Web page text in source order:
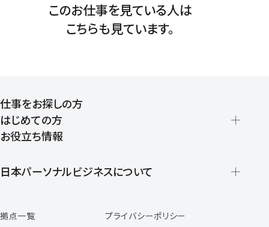
このお仕事を見ている人は
こちらも見ています。
仕事をお探しの方
はじめての方
登録から就業開始までの流れ
お役立ち情報
日本パーソナルビジネスについて
スタッフの声
拠点一覧 プライバシーポリシー